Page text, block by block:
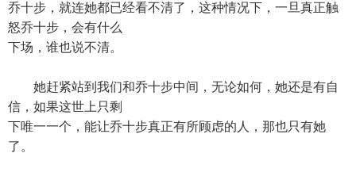
乔十步，就连她都已经看不清了，这种情况下，一旦真正触
怒乔十步，会有什么
下场，谁也说不清。
她赶紧站到我们和乔十步中间，无论如何，她还是有自
信，如果这世上只剩
下唯一一个，能让乔十步真正有所顾虑的人，那也只有她
了。